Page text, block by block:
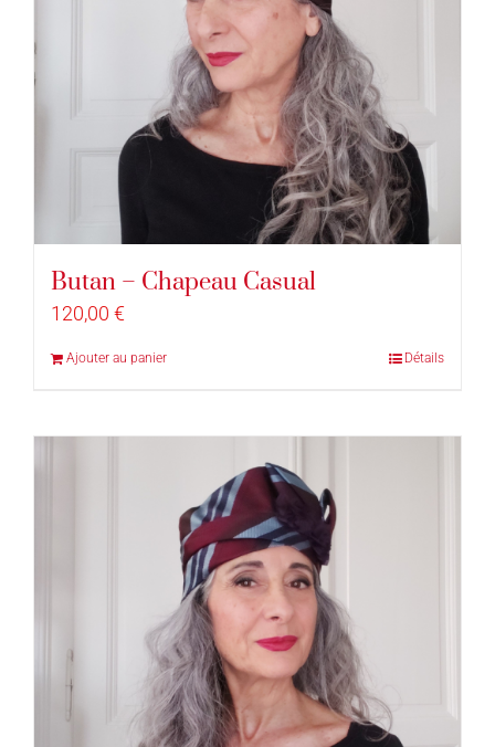
Butan – Chapeau Casual
120,00 €
Ajouter au panier Détails